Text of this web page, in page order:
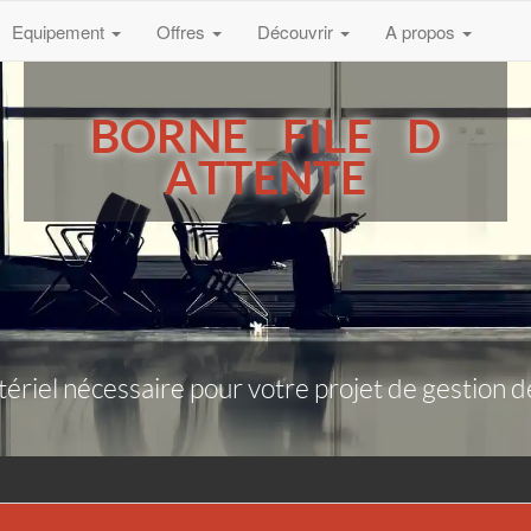
Equipement Offres Découvrir A propos
BORNE FILE D
ATTENTE
nécessaire pour votre projet de gestion